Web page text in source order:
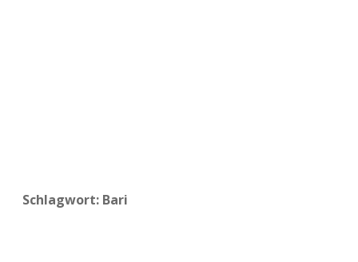
Schlagwort: Bari